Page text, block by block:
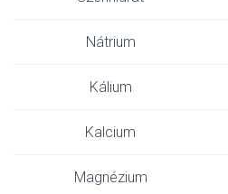
Nátrium
Kálium
Kalcium
Magnézium